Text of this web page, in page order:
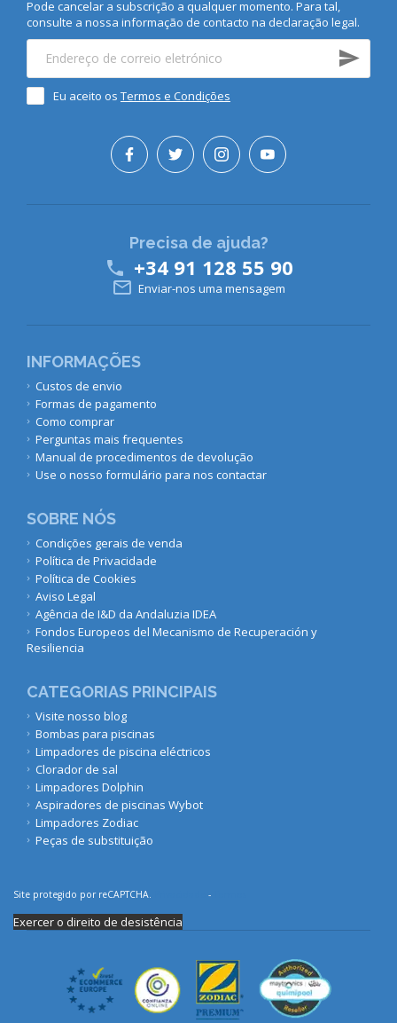
Pode cancelar a subscrição a qualquer momento. Para tal,
consulte a nossa informação de contacto na declaração legal.
Eu aceito os Termos e Condições
INFORMAÇÕES
Custos de envio
Formas de pagamento
Como comprar
Perguntas mais frequentes
Manual de procedimentos de devolução
Use o nosso formulário para nos contactar
SOBRE NÓS
Condições gerais de venda
Política de Privacidade
Política de Cookies
Aviso Legal
Agência de I&D da Andaluzia IDEA
Fondos Europeos del Mecanismo de Recuperación y
Resiliencia
CATEGORIAS PRINCIPAIS
Visite nosso blog
Bombas para piscinas
Limpadores de piscina eléctricos
Clorador de sal
Limpadores Dolphin
Aspiradores de piscinas Wybot
Limpadores Zodiac
Peças de substituição
Precisa de ajuda?
 +34 91 128 55 90
 Enviar-nos uma mensagem
Site protegido por reCAPTCHA. -
Exercer o direito de desistência